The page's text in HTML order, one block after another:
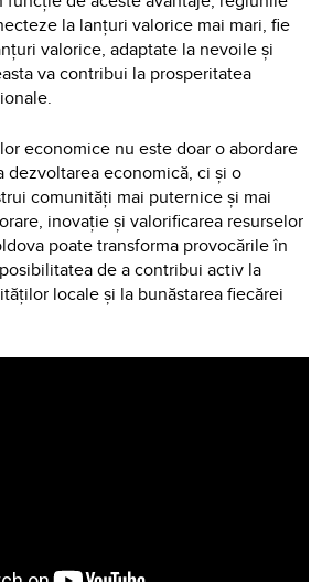
la lanțuri valorice mai mari, fie
valorice, adaptate la nevoile și
va contribui la prosperitatea
economice nu este doar o abordare
dezvoltarea economică, ci și o
comunități mai puternice și mai
inovație și valorificarea resurselor
poate transforma provocările în
de a contribui activ la
locale și la bunăstarea fiecărei